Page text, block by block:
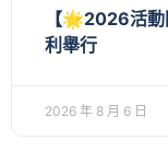
【🌟2026活
利舉行
2026 年 8 月 6 日